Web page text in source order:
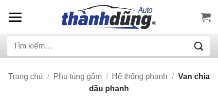
qua
dung
Tìm
Trang chủ / Phụ tùng gầm / Hệ thống phanh / Van chia
dầu phanh